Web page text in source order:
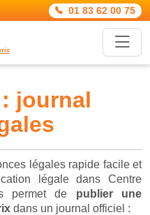
01 83 62 00 75
légales rapide facile et
légale dans Centre
permet de publier une
dans un journal officiel :